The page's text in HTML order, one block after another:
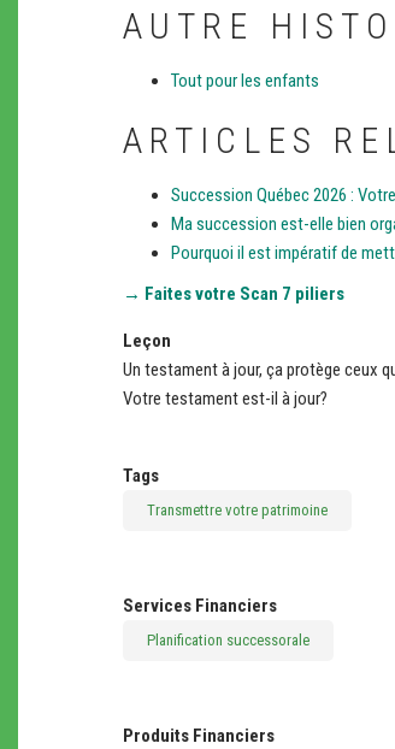
AUTRE
Tout pour les enfants
ARTICLES
Succession Québec 2026 :
Ma succession est-elle bien
Pourquoi il est impératif de
→ Faites votre Scan 7 piliers
Leçon
Un testament à jour, ça protège ceux
Votre testament est-il à jour?
Tags
Transmettre votre patrimoine
Services Financiers
Planification successorale
Produits Financiers